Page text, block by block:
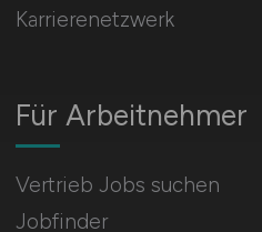
Für Arbeitnehmer
Vertrieb Jobs suchen
Jobfinder
Karrierenetzwerk